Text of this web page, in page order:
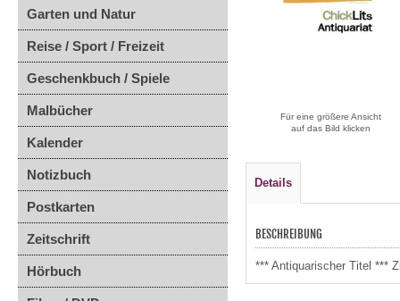
Garten und Natur
Reise / Sport / Freizeit
Geschenkbuch / Spiele
Malbücher
Kalender
Notizbuch
Postkarten
Zeitschrift
Hörbuch
Für eine größere Ansicht
auf das Bild klicken
Details
BESCHREIBUNG
*** Antiquarischer Titel ***